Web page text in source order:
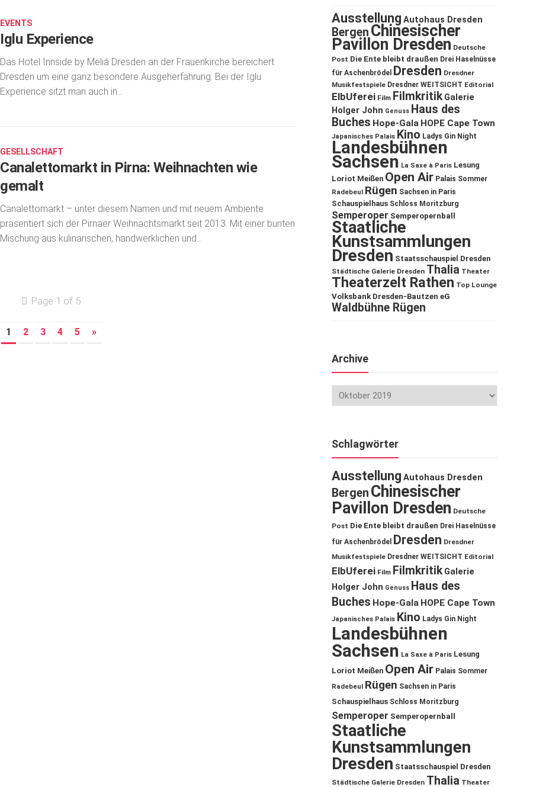
EVENTS
Iglu Experience
Das Hotel Innside by Meliá Dresden an der Frauenkirche bereichert
Dresden um eine ganz besondere Ausgeherfahrung: Bei der Iglu
Experience sitzt man auch in...
GESELLSCHAFT
Canalettomarkt in Pirna: Weihnachten wie
gemalt
Canalettomarkt – unter diesem Namen und mit neuem Ambiente
präsentiert sich der Pirnaer Weihnachtsmarkt seit 2013. Mit einer bunten
Mischung aus kulinarischen, handwerklichen und...
Page 1 of 5
1 2 3 4 5 »
Ausstellung Autohaus Dresden
Bergen Chinesischer
Pavillon Dresden Deutsche
Post Die Ente bleibt draußen Drei Haselnüsse
für Aschenbrödel
Dresden Dresdner
Musikfestspiele Dresdner WEITSICHT Editorial
ElbUferei Film Filmkritik Galerie
Holger John Genuss Haus des
Buches Hope-Gala HOPE Cape Town
Japanisches Palais Kino Ladys Gin Night
Landesbühnen
Sachsen La Saxe à Paris Lesung
Loriot Meißen Open Air Palais Sommer
Radebeul Rügen Sachsen in Paris
Schauspielhaus Schloss Moritzburg
Semperoper Semperopernball
Staatliche
Kunstsammlungen
Dresden Staatsschauspiel Dresden
Städtische Galerie Dresden Thalia Theater
Theaterzelt Rathen Top Lounge
Volksbank Dresden-Bautzen eG
Waldbühne Rügen
Archive
Schlagwörter
Ausstellung Autohaus Dresden
Bergen Chinesischer
Pavillon Dresden Deutsche
Post Die Ente bleibt draußen Drei Haselnüsse
für Aschenbrödel
Dresden Dresdner
Musikfestspiele Dresdner WEITSICHT Editorial
ElbUferei Film Filmkritik Galerie
Holger John Genuss Haus des
Buches Hope-Gala HOPE Cape Town
Japanisches Palais Kino Ladys Gin Night
Landesbühnen
Sachsen La Saxe à Paris Lesung
Loriot Meißen Open Air Palais Sommer
Radebeul Rügen Sachsen in Paris
Schauspielhaus Schloss Moritzburg
Semperoper Semperopernball
Staatliche
Kunstsammlungen
Dresden Staatsschauspiel Dresden
Städtische Galerie Dresden Thalia Theater